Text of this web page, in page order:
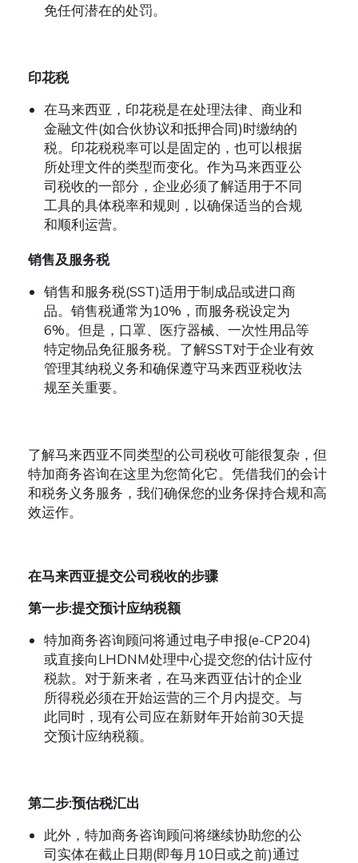
免任何潜在的处罚。
印花税
在马来西亚，印花税是在处理法律、商业和
金融文件(如合伙协议和抵押合同)时缴纳的
税。印花税税率可以是固定的，也可以根据
所处理文件的类型而变化。作为马来西亚公
司税收的一部分，企业必须了解适用于不同
工具的具体税率和规则，以确保适当的合规
和顺利运营。
销售及服务税
销售和服务税(SST)适用于制成品或进口商
品。销售税通常为10% ，而服务税设定为
6%。但是，口罩、医疗器械、一次性用品等
特定物品免征服务税。了解SST对于企业有效
管理其纳税义务和确保遵守马来西亚税收法
规至关重要。
了解马来西亚不同类型的公司税收可能很复杂，但
特加商务咨询在这里为您简化它。凭借我们的会计
和税务义务服务，我们确保您的业务保持合规和高
效运作。
在马来西亚提交公司税收的步骤
第一步:提交预计应纳税额
特加商务咨询顾问将通过电子申报(e-CP204)
或直接向LHDNM处理中心提交您的估计应付
税款。对于新来者，在马来西亚估计的企业
所得税必须在开始运营的三个月内提交。与
此同时，现有公司应在新财年开始前30天提
交预计应纳税额。
第二步:预估税汇出
此外，特加商务咨询顾问将继续协助您的公
司实体在截止日期(即每月 10日或之前)通过